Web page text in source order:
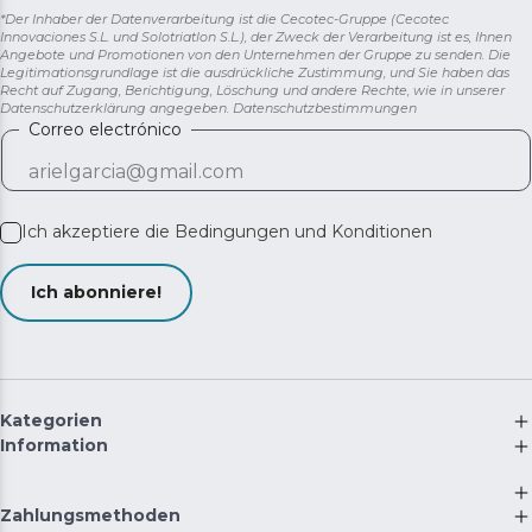
*Der Inhaber der Datenverarbeitung ist die Cecotec-Gruppe (Cecotec
Innovaciones S.L. und Solotriatlon S.L.), der Zweck der Verarbeitung ist es, Ihnen
Angebote und Promotionen von den Unternehmen der Gruppe zu senden. Die
Legitimationsgrundlage ist die ausdrückliche Zustimmung, und Sie haben das
Recht auf Zugang, Berichtigung, Löschung und andere Rechte, wie in unserer
Datenschutzerklärung angegeben. Datenschutzbestimmungen
Correo electrónico
Ich akzeptiere die Bedingungen und Konditionen
Ich abonniere!
Kategorien
Information
Zahlungsmethoden